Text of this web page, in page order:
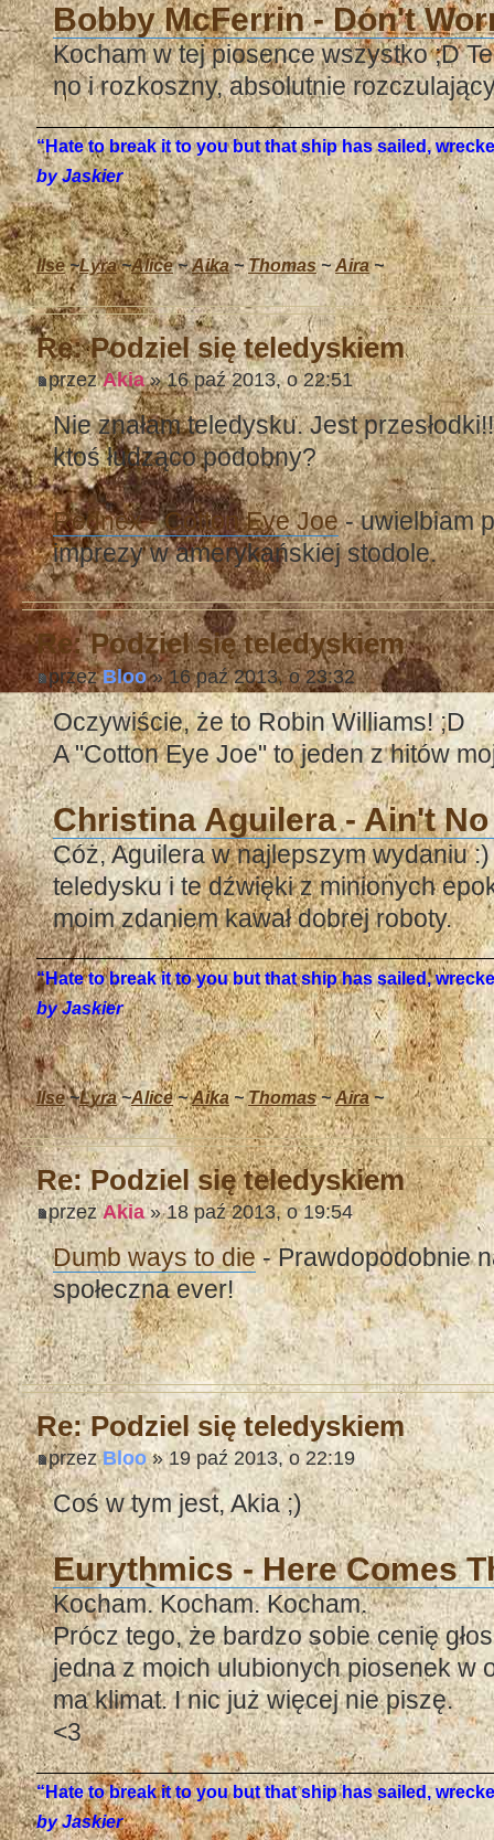
Bobby McFerrin - Don't
Kocham w tej piosence wszystko ;D
no i rozkoszny, absolutnie
“Hate to break it to you but that ship has sailed,
by Jaskier
Ilse~Lyra~Alice~Aika~Thomas~Aira~
Re: Podziel się teledyskiem
przezAkia» 16 paź 2013, o 22:51
Nie znałam teledysku. Jest
ktoś łudząco podobny?
Rednex - Cotton Eye Joe- uwielbiam
imprezy w amerykańskiej stodole.
Re: Podziel się teledyskiem
przezBloo» 16 paź 2013, o 23:32
Oczywiście, że to Robin Williams! ;D
A "Cotton Eye Joe" to jeden z hitów
Christina Aguilera - Ain't
Cóż, Aguilera w najlepszym wydaniu
teledysku i te dźwięki z minionych
moim zdaniem kawał dobrej roboty.
“Hate to break it to you but that ship has sailed,
by Jaskier
Ilse~Lyra~Alice~Aika~Thomas~Aira~
Re: Podziel się teledyskiem
przezAkia» 18 paź 2013, o 19:54
Dumb ways to die- Prawdopodobnie
społeczna ever!
Re: Podziel się teledyskiem
przezBloo» 19 paź 2013, o 22:19
Coś w tym jest, Akia ;)
Eurythmics - Here Comes
Kocham. Kocham. Kocham.
Prócz tego, że bardzo sobie cenię
jedna z moich ulubionych piosenek w
ma klimat. I nic już więcej nie piszę.
<3
“Hate to break it to you but that ship has sailed,
by Jaskier